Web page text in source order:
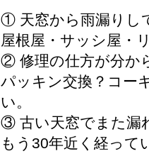
① 天窓から雨漏りし
屋根屋・サッシ屋・
② 修理の仕方が分か
パッキン交換？コー
い。
③ 古い天窓でまた漏
もう30年近く経って